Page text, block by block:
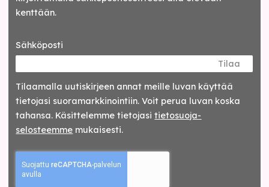
kenttään.
Sähköposti
Tilaa
Tilaamalla uutis­kirjeen annat meille luvan käyttää
tietojasi suora­markkinointiin. Voit perua luvan koska
tahansa. Käsittelemme tietojasitieto­suoja­
selosteemme mukaisesti.